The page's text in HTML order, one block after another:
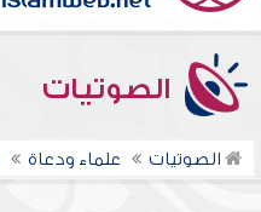
الصوتيات
الصوتيات علماء ودعاة